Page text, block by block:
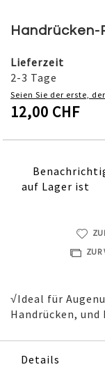
to
beginning
of
the
images
gallery
Handrücken-
Lieferzeit
2-3 Tage
Seien Sie der erste,
12,00 CHF
auf Lager ist
ZUR
√Ideal für
Handrücken,
Details